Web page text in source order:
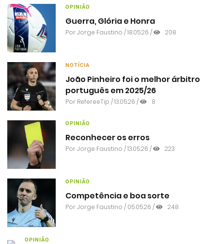
OPINIÃO
Guerra, Glória e Honra
PorJorge Faustino / 18.05.26 / 208
NOTÍCIA
João Pinheiro foi o melhor árbitro
português em 2025/26
Por RefereeTip / 13.05.26 / 8
OPINIÃO
Reconhecer os erros
PorJorge Faustino / 13.05.26 / 223
OPINIÃO
Competência e boa sorte
PorJorge Faustino / 05.05.26 / 248
OPINIÃO